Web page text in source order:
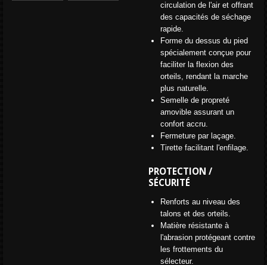
circulation de l'air et offrant
des capacités de séchage
rapide.
Forme du dessus du pied
spécialement conçue pour
faciliter la flexion des
orteils, rendant la marche
plus naturelle.
Semelle de propreté
amovible assurant un
confort accru.
Fermeture par laçage.
Tirette facilitant l'enfilage.
PROTECTION /
SÉCURITÉ
Renforts au niveau des
talons et des orteils.
Matière résistante à
l'abrasion protégeant contre
les frottements du
sélecteur.